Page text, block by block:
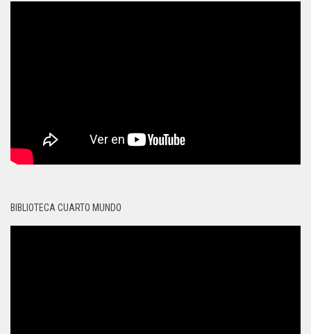
BIBLIOTECA CUARTO MUNDO